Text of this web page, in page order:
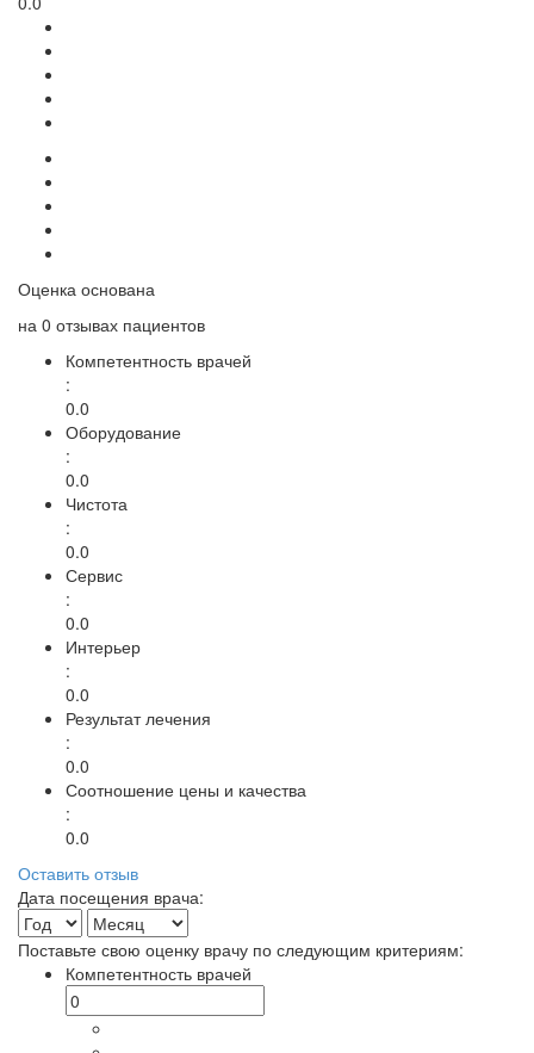
Оценка основана
на 0 отзывах пациентов
Компетентность врачей
:
0.0
Оборудование
:
0.0
Чистота
:
0.0
Сервис
:
0.0
Интерьер
:
0.0
Результат лечения
:
0.0
Соотношение цены и качества
:
0.0
Оставить отзыв
Дата посещения врача:
Поставьте свою оценку врачу по следующим критериям:
Компетентность врачей